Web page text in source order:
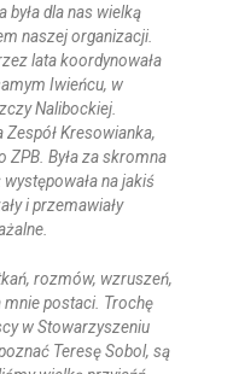
dla nas wielką
naszej organizacji.
lata koordynowała
Iwieńcu, w
Nalibockiej.
Zespół Kresowianka,
ZPB. Była za skromna
na jakiś
i przemawiały
rozmów, wzruszeń,
mnie postaci. Trochę
w Stowarzyszeniu
Teresę Sobol, są